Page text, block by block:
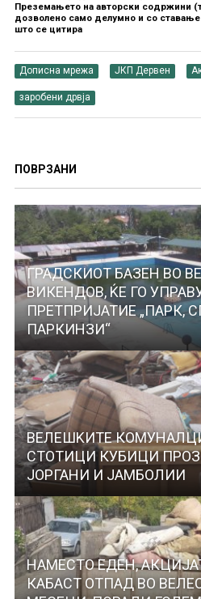
Преземањето на авторски содржини
дозволено само делумно и со
што се цитира
Дописна мрежа ЈКП Дервен
заробени дрвја
ПОВРЗАНИ
ГРАДСКИОТ БАЗЕН ВО
ВИКЕНДОВ, ЌЕ ГО
ПРЕТПРИЈАТИЕ „ПАРК,
ПАРКИНЗИ“
ВЕЛЕШKИТЕ
СТОТИЦИ КУБИЦИ
ЈОРГАНИ И ЈАМБOЛИИ
НАМЕСТО ЕДЕН,
КАБАСТ ОТПАД ВО